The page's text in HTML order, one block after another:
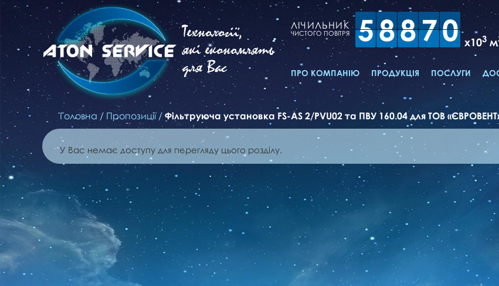
Технології,
які економлять
для Вас
ЛІЧИЛЬНИК
ЧИСТОГО ПОВІТРЯ 58870 x103 м
ПРО КОМПАНІЮ ПРОДУКЦІЯ ПОСЛУГИ
Головна / Пропозиції/ Фільтруюча установка FS-AS 2/PVU02 та ПВУ 160.04 для ТОВ
У Вас немає доступу для перегляду цього розділу.